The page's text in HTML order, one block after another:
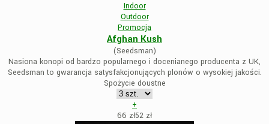
Indoor
Outdoor
Promocja
Afghan Kush
(Seedsman)
Nasiona konopi od bardzo popularnego i docenianego producenta z UK,
Seedsman to gwarancja satysfakcjonujących plonów o wysokiej jakości.
Spożycie doustne
+
66 zł52 zł